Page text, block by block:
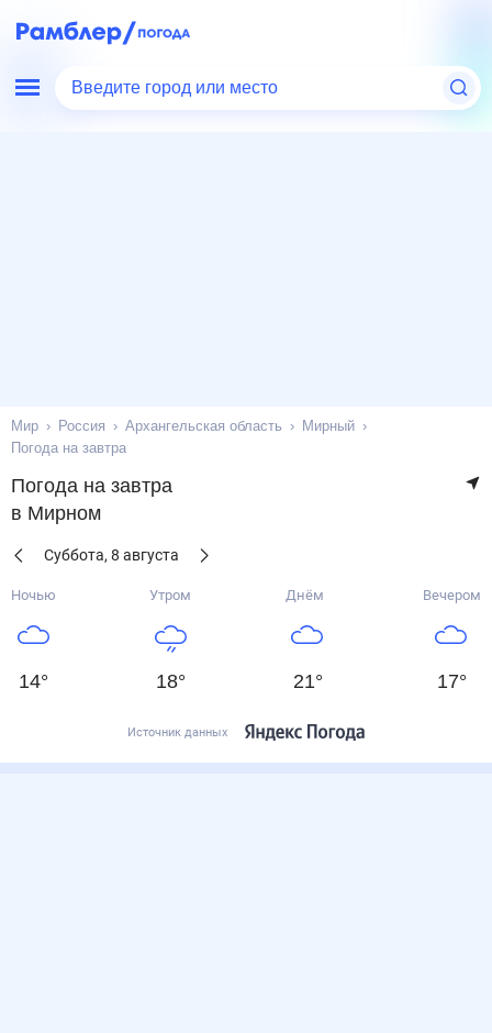
Введите город или место
Мир Россия Архангельская область
Мирный
Погода на завтра
Погода на завтра
в Мирном
Суббота, 8 августа
Ночью
14°
Утром
18°
Днём
21°
Вечером
17°
Источник данных